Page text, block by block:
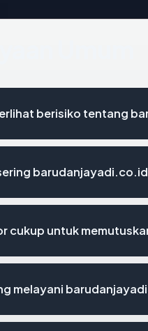
berisiko tentang
cukup untuk
melayani